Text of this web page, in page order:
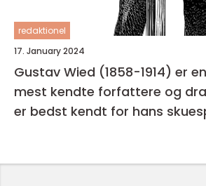
redaktionel
17. January 2024
Gustav Wied (1858-1914) er
mest kendte forfattere og
er bedst kendt for hans